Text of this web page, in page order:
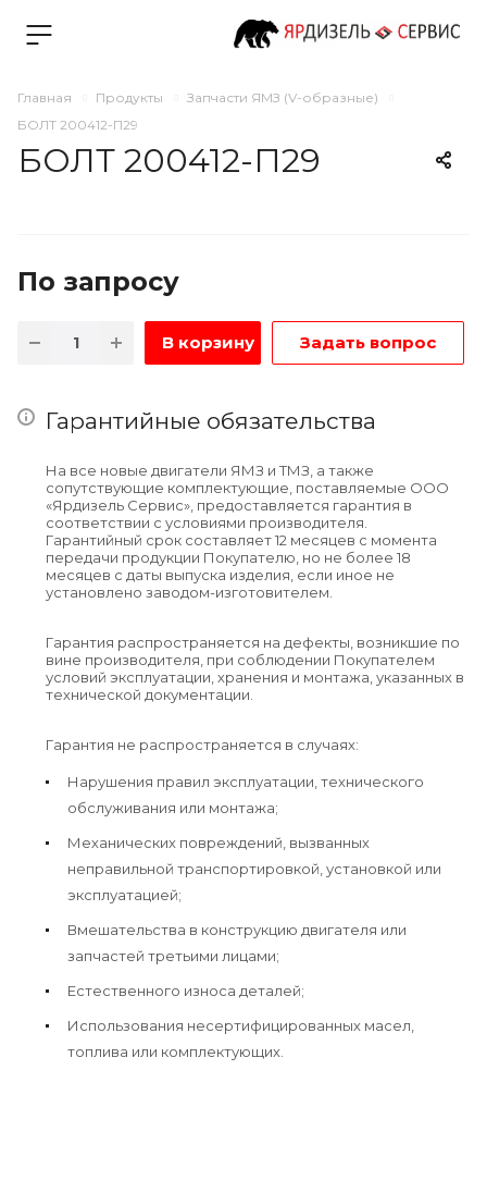
Главная Продукты
Запчасти ЯМЗ (V-образные)
БОЛТ 200412-П29
БОЛТ 200412-П29
По запросу
В корзину Задать вопрос
Гарантийные обязательства
На все новые двигатели ЯМЗ и ТМЗ, а также
сопутствующие комплектующие, поставляемые ООО
«Ярдизель Сервис», предоставляется гарантия в
соответствии с условиями производителя.
Гарантийный срок составляет 12 месяцев с момента
передачи продукции Покупателю, но не более 18
месяцев с даты выпуска изделия, если иное не
установлено заводом-изготовителем.
Гарантия распространяется на дефекты, возникшие по
вине производителя, при соблюдении Покупателем
условий эксплуатации, хранения и монтажа, указанных в
технической документации.
Гарантия не распространяется в случаях:
Нарушения правил эксплуатации, технического
обслуживания или монтажа;
Механических повреждений, вызванных
неправильной транспортировкой, установкой или
эксплуатацией;
Вмешательства в конструкцию двигателя или
запчастей третьими лицами;
Естественного износа деталей;
Использования несертифицированных масел,
топлива или комплектующих.